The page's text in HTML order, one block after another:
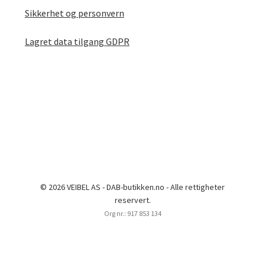
Sikkerhet og personvern
Lagret data tilgang GDPR
© 2026 VEIBEL AS - DAB-butikken.no - Alle rettigheter
reservert.
Org nr.: 917 853 134